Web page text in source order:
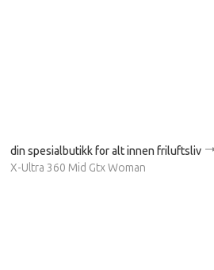
din spesialbutikk for alt innen friluftsliv
X-Ultra 360 Mid Gtx Woman